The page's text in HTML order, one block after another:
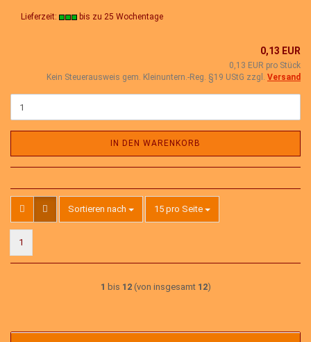
Lieferzeit: bis zu 25 Wochentage
0,13 EUR
0,13 EUR pro Stück
Kein Steuerausweis gem. Kleinuntern.-Reg. §19 UStG zzgl. Versand
IN DEN WARENKORB
Sortieren nach
Sortieren nach 15 pro Seite
pro Seite
1
1 bis 12(von insgesamt 12)